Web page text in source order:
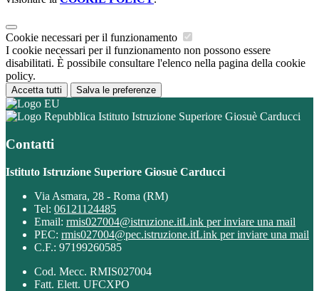
Cookie necessari per il funzionamento
I cookie necessari per il funzionamento non possono essere
disabilitati. È possibile consultare l'elenco nella pagina della cookie
policy.
Accetta tutti Salva le preferenze
Istituto Istruzione Superiore Giosuè Carducci
Contatti
Istituto Istruzione Superiore Giosuè Carducci
Via Asmara, 28 - Roma (RM)
Tel: 06121124485
Email: rmis027004@istruzione.itLink per inviare una mail
PEC: rmis027004@pec.istruzione.itLink per inviare una mail
C.F.: 97199260585
Cod. Mecc. RMIS027004
Fatt. Elett. UFCXPO